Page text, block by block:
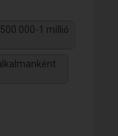
1 millió